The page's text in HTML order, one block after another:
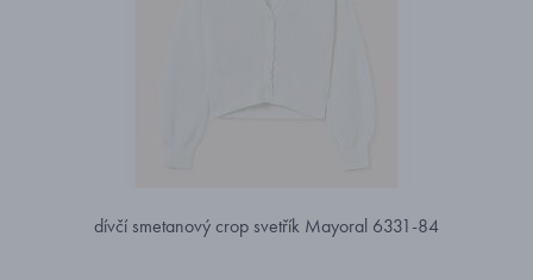
dívčí smetanový crop svetřík Mayoral 6331-84